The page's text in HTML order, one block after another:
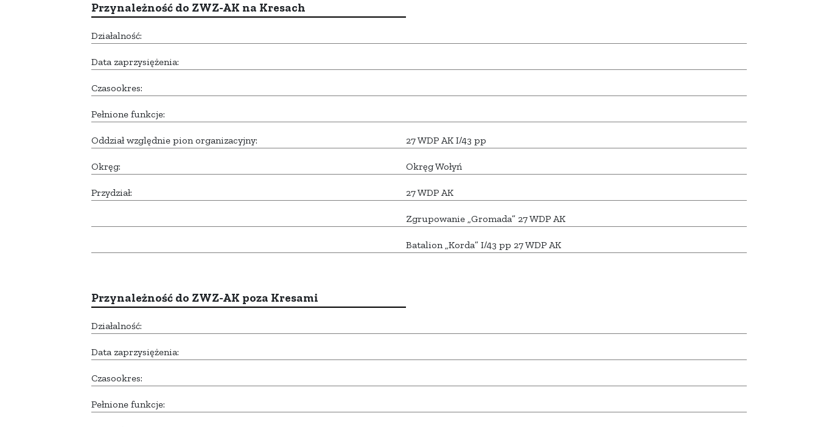
Przynależność do ZWZ-AK na Kresach
Działalność:
Data zaprzysiężenia:
Czasookres:
Pełnione funkcje:
Oddział względnie pion organizacyjny: 27 WDP AK I/43 pp
Okręg: Okręg Wołyń
Przydział: 27 WDP AK
Zgrupowanie „Gromada” 27 WDP AK
Batalion „Korda” I/43 pp 27 WDP AK
Przynależność do ZWZ-AK poza Kresami
Działalność:
Data zaprzysiężenia:
Czasookres:
Pełnione funkcje: